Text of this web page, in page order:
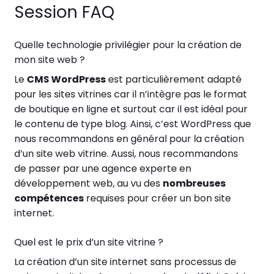
Session FAQ
Quelle technologie privilégier pour la création de
mon site web ?
Le CMS WordPressest particulièrement adapté
pour les sites vitrines car il n’intègre pas le format
de boutique en ligne et surtout car il est idéal pour
le contenu de type blog. Ainsi, c’est WordPress que
nous recommandons en général pour la création
d’un site web vitrine. Aussi, nous recommandons
de passer par une agence experte en
développement web, au vu des nombreuses
compétences requises pour créer un bon site
internet.
Quel est le prix d’un site vitrine ?
La création d’un site internet sans processus de